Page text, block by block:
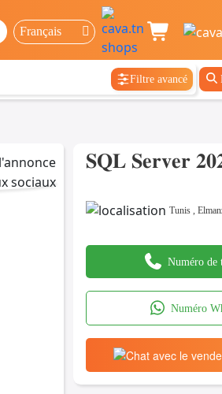
Filtre avancé
𝐒𝐐𝐋 𝐒𝐞𝐫𝐯𝐞𝐫
Tunis ,
Numéro de
Numéro